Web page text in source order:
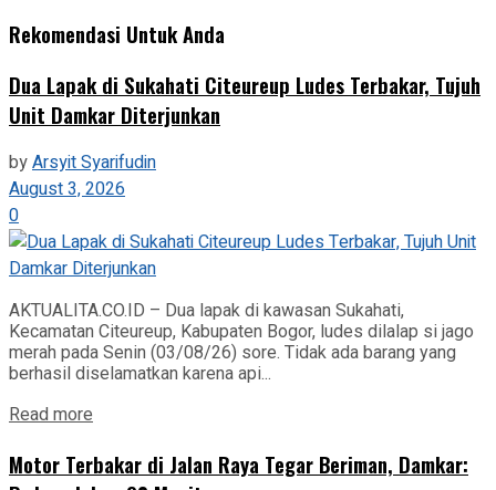
Rekomendasi Untuk Anda
Dua Lapak di Sukahati Citeureup Ludes Terbakar, Tujuh
Unit Damkar Diterjunkan
byArsyit Syarifudin
August 3, 2026
0
AKTUALITA.CO.ID – Dua lapak di kawasan Sukahati,
Kecamatan Citeureup, Kabupaten Bogor, ludes dilalap si jago
merah pada Senin (03/08/26) sore. Tidak ada barang yang
berhasil diselamatkan karena api...
Read more
Motor Terbakar di Jalan Raya Tegar Beriman, Damkar: